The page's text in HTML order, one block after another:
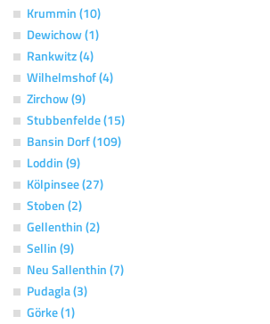
Krummin (10)
Dewichow (1)
Rankwitz (4)
Wilhelmshof (4)
Zirchow (9)
Stubbenfelde (15)
Bansin Dorf (109)
Loddin (9)
Kölpinsee (27)
Stoben (2)
Gellenthin (2)
Sellin (9)
Neu Sallenthin (7)
Pudagla (3)
Görke (1)